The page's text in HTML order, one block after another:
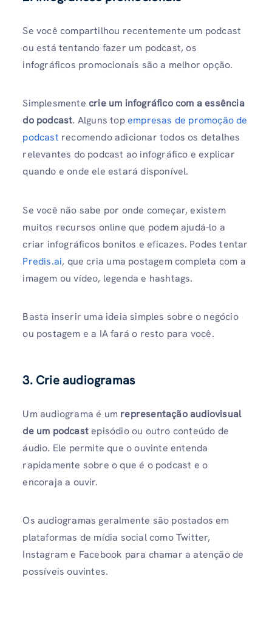
Se você compartilhou recentemente um podcast
ou está tentando fazer um podcast, os
infográficos promocionais são a melhor opção.
Simplesmente crie um infográfico com a essência
do podcast. Alguns topempresas de promoção de
podcast recomendo adicionar todos os detalhes
relevantes do podcast ao infográfico e explicar
quando e onde ele estará disponível.
Se você não sabe por onde começar, existem
muitos recursos online que podem ajudá-lo a
criar infográficos bonitos e eficazes. Podes tentar
Predis.ai, que cria uma postagem completa com a
imagem ou vídeo, legenda e hashtags.
Basta inserir uma ideia simples sobre o negócio
ou postagem e a IA fará o resto para você.
3. Crie audiogramas
Um audiograma é um representação audiovisual
de um podcastepisódio ou outro conteúdo de
áudio. Ele permite que o ouvinte entenda
rapidamente sobre o que é o podcast e o
encoraja a ouvir.
Os audiogramas geralmente são postados em
plataformas de mídia social como Twitter,
Instagram e Facebook para chamar a atenção de
possíveis ouvintes.